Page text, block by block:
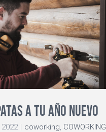
a tu año nuevo
| coworking, COWORKING